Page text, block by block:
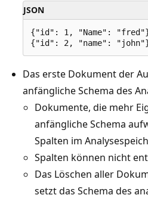
JSON
{"id": 1, "Name":
Das erste Dokument der
anfängliche Schema des
Dokumente, die mehr
anfängliche Schema
Spalten im
Spalten können nicht
Das Löschen aller
setzt das Schema des